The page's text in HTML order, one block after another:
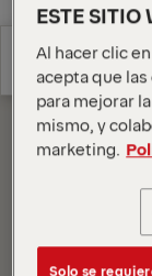
Encontrar
técnicas
técnicas
ESTE
Al hacer clic
acepta que
para mejorar
mismo, y
marketing.
Solo se